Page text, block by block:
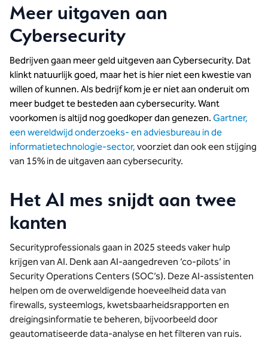
Meer uitgaven aan
Cybersecurity
Bedrijven gaan meer geld uitgeven aan Cybersecurity. Dat
klinkt natuurlijk goed, maar het is hier niet een kwestie van
willen of kunnen. Als bedrijf kom je er niet aan onderuit om
meer budget te besteden aan cybersecurity. Want
voorkomen is altijd nog goedkoper dan genezen.Gartner,
een wereldwijd onderzoeks- en adviesbureau in de
informatietechnologie-sector,voorziet dan ook een stijging
van 15% in de uitgaven aan cybersecurity.
Het AI mes snijdt aan twee
kanten
Securityprofessionals gaan in 2025 steeds vaker hulp
krijgen van AI. Denk aan AI-aangedreven ‘co-pilots’ in
Security Operations Centers (SOC’s). Deze AI-assistenten
helpen om de overweldigende hoeveelheid data van
firewalls, systeemlogs, kwetsbaarheidsrapporten en
dreigingsinformatie te beheren, bijvoorbeeld door
geautomatiseerde data-analyse en het filteren van ruis.